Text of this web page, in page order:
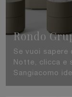
Rondo
Se vuoi sapere
Notte, clicca e
Sangiacomo